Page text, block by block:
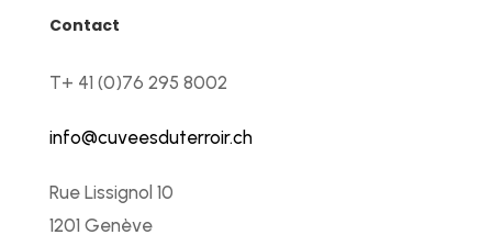
Contact
T+ 41 (0)76 295 8002
info@cuveesduterroir.ch
Rue Lissignol 10
1201 Genève